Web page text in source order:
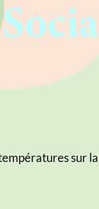
sur